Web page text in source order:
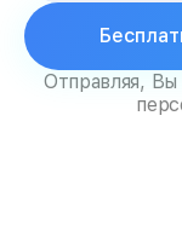
Отправляя, Вы